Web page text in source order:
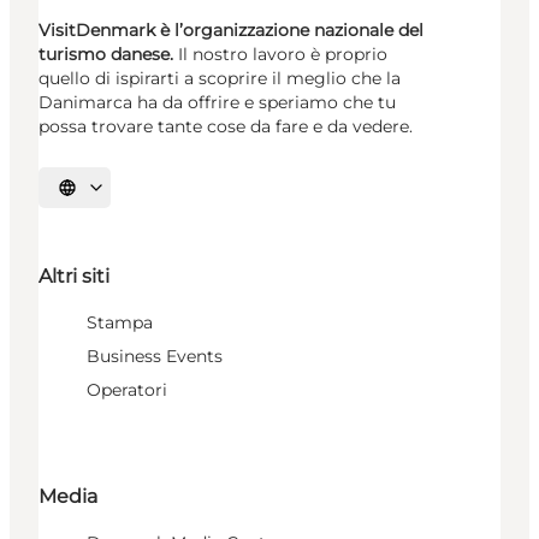
VisitDenmark è l’organizzazione nazionale del
turismo danese. Il nostro lavoro è proprio
quello di ispirarti a scoprire il meglio che la
Danimarca ha da offrire e speriamo che tu
possa trovare tante cose da fare e da vedere.
Seleziona la lingua
Altri siti
Stampa
Business Events
Operatori
Media